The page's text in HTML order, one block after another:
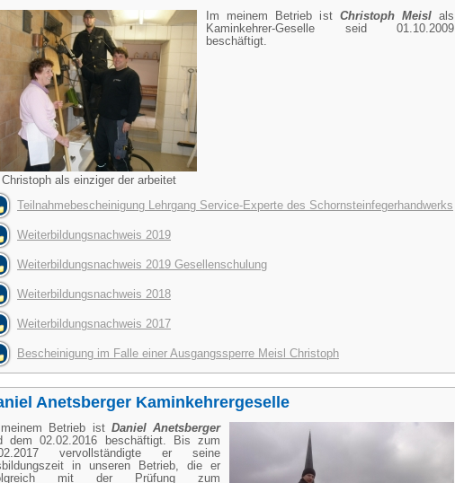
Christoph als einziger der arbeitet
Im meinem Betrieb istChristoph Meisl als
Kaminkehrer-Geselle seid 01.10.2009
beschäftigt.
Teilnahmebescheinigung Lehrgang Service-Experte des Schornsteinfegerhandwerks
Weiterbildungsnachweis 2019
Weiterbildungsnachweis 2019 Gesellenschulung
Weiterbildungsnachweis 2018
Weiterbildungsnachweis 2017
Bescheinigung im Falle einer Ausgangssperre Meisl Christoph
Anetsberger Kaminkehrergeselle
Betrieb istDaniel Anetsberger
dem 02.02.2016 beschäftigt. Bis zum
vervollständigte er seine
in unseren Betrieb, die er
mit der Prüfung zum